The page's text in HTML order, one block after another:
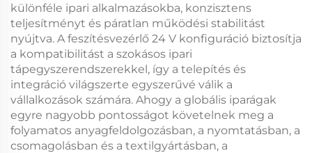
különféle ipari alkalmazásokba, konzisztens
teljesítményt és páratlan működési stabilitást
nyújtva. A feszítésvezérlő 24 V konfiguráció biztosítja
a kompatibilitást a szokásos ipari
tápegyszerendszerekkel, így a telepítés és
integráció világszerte egyszerűvé válik a
vállalkozások számára. Ahogy a globális iparágak
egyre nagyobb pontosságot követelnek meg a
folyamatos anyagfeldolgozásban, a nyomtatásban, a
csomagolásban és a textilgyártásban, a